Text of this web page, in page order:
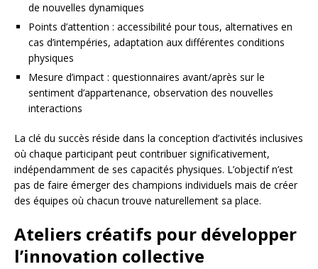
de nouvelles dynamiques
Points d’attention : accessibilité pour tous, alternatives en
cas d’intempéries, adaptation aux différentes conditions
physiques
Mesure d’impact : questionnaires avant/après sur le
sentiment d’appartenance, observation des nouvelles
interactions
La clé du succès réside dans la conception d’activités inclusives
où chaque participant peut contribuer significativement,
indépendamment de ses capacités physiques. L’objectif n’est
pas de faire émerger des champions individuels mais de créer
des équipes où chacun trouve naturellement sa place.
Ateliers créatifs pour développer
l’innovation collective